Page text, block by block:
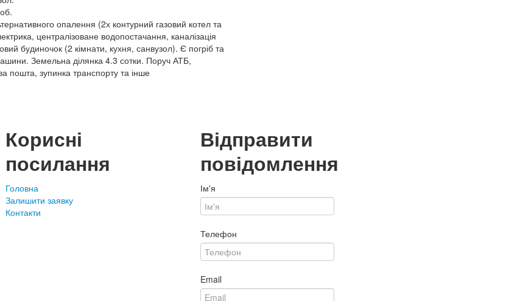
опалення (2х контурний газовий котел та
централізоване водопостачання, каналізація
будиночок (2 кімнати, кухня, санвузол). Є погріб та
Земельна ділянка 4.3 сотки. Поруч АТБ,
пошта, зупинка транспорту та інше
Корисні
посилання
Головна
Залишити заявку
Контакти
Відправити
повідомлення
Ім'я
Телефон
Email